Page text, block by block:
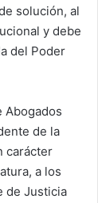
solución, al
y debe
del Poder
Abogados
de la
carácter
a los
de Justicia